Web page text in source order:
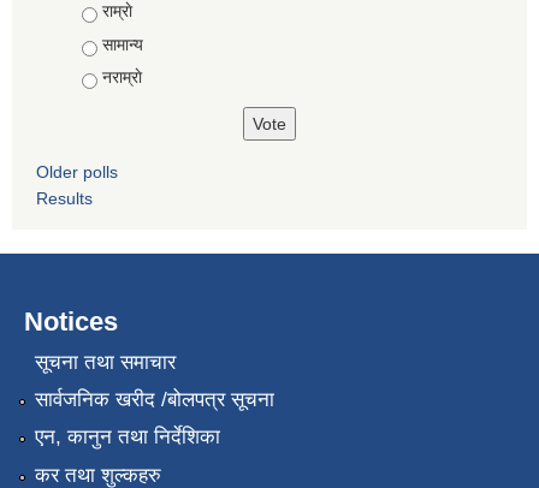
Choices
राम्राे
सामान्य
नराम्राे
Older polls
Results
Notices
सूचना तथा समाचार
सार्वजनिक खरीद /बोलपत्र सूचना
एन, कानुन तथा निर्देशिका
कर तथा शुल्कहरु